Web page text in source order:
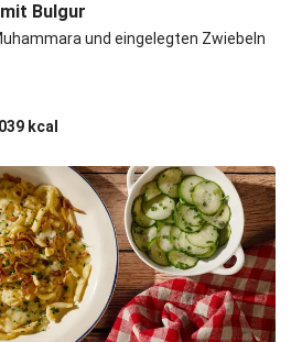
Bulgur
und eingelegten Zwiebeln
kcal